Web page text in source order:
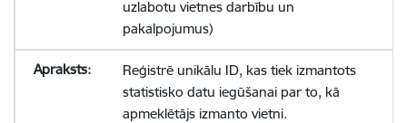
uzlabotu vietnes darbību un
pakalpojumus)
Reģistrē unikālu ID, kas tiek izmantots
statistisko datu iegūšanai par to, kā
apmeklētājs izmanto vietni.